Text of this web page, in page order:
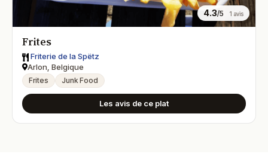
4.3/5 1 avis
Frites
Friterie de la Spëtz
Arlon, Belgique
Frites Junk Food
Les avis de ce plat